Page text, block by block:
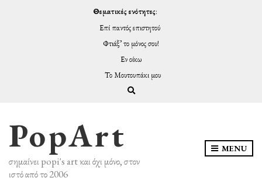
Θεματικές ενότητες:
Επί παντός επιστητού
Φτιάξ’ το μόνος σου!
Εν οίκω
Το Μουτουπάκι μου
Expand search form
PopArt
σημαίνει popi's art και όχι μόνο, στον
ιστό από το 2006
MENU